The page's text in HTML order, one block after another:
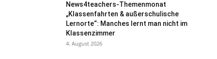
News4teachers-Themenmonat
„Klassenfahrten & außerschulische
Lernorte“: Manches lernt man nicht im
Klassenzimmer
4. August 2026